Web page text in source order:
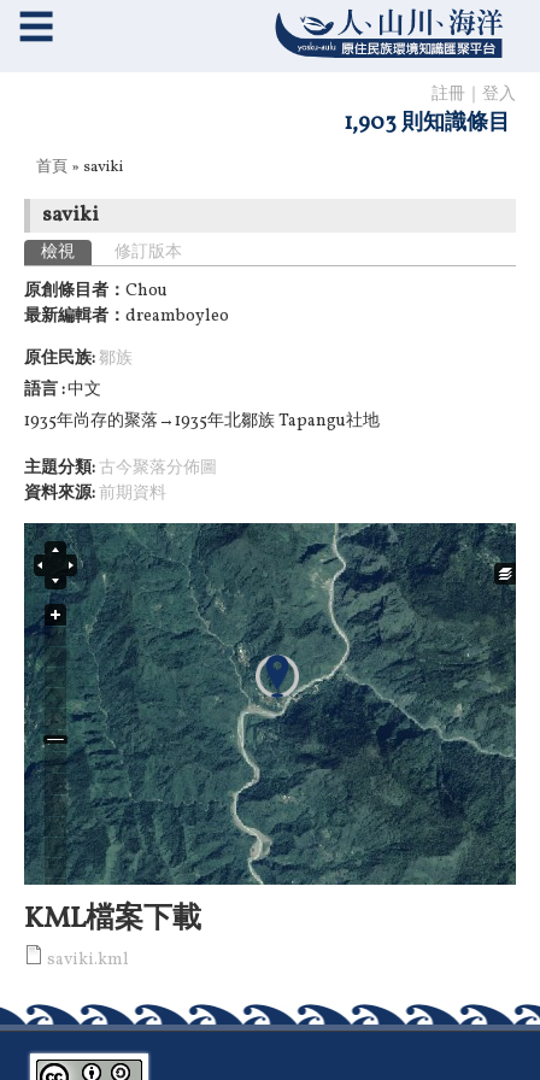
註冊 登入
1,903 則知識條目
☰
您在這裡
首頁 » saviki
saviki
主要索引標籤
檢視 (作用中頁籤)
修訂版本
原創條目者： Chou
最新編輯者： dreamboyleo
原住民族:鄒族
語言 中文
1935年尚存的聚落→1935年北鄒族 Tapangu社地
主題分類:古今聚落分佈圖
資料來源:前期資料
KML檔案下載
saviki.kml